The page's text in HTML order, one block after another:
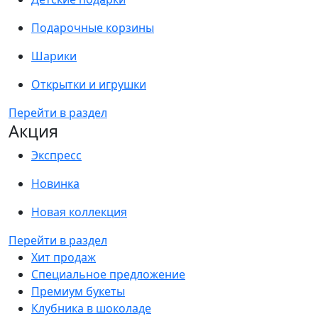
Подарочные корзины
Шарики
Открытки и игрушки
Перейти в раздел
Акция
Экспресс
Новинка
Новая коллекция
Перейти в раздел
Хит продаж
Специальное предложение
Премиум букеты
Клубника в шоколаде